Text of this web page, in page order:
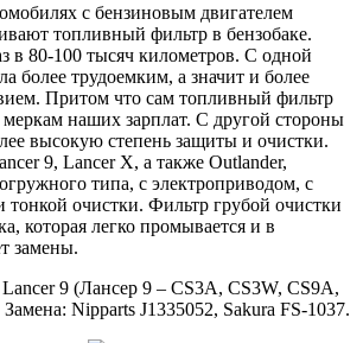
с бензиновым двигателем
топливный фильтр в бензобаке.
в 80-100 тысяч километров. С одной
более трудоемким, а значит и более
Притом что сам топливный фильтр
наших зарплат. С другой стороны
высокую степень защиты и очистки.
9, Lancer X, а также Outlander,
типа, с электроприводом, с
тонкой очистки. Фильтр грубой очистки
которая легко промывается и в
замены.
9 (Лансер 9 – CS3A, CS3W, CS9A,
Nipparts J1335052, Sakura FS-1037.